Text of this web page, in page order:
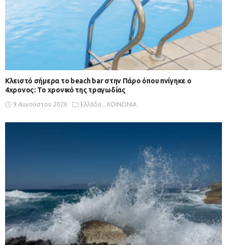
Κλειστό σήμερα το beach bar στην Πάρο όπου πνίγηκε ο
4χρονος: Το χρονικό της τραγωδίας
9 Αυγούστου 2026 Ελλάδα ΚΟΙΝΩΝΙΑ